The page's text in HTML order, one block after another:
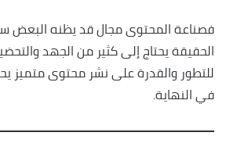
فصناعة المحتوى مجال قد يظنه البعض
الحقيقة يحتاج إلى كثير من الجهد والتحضير
للتطور والقدرة على نشر محتوى متميز
في النهاية.